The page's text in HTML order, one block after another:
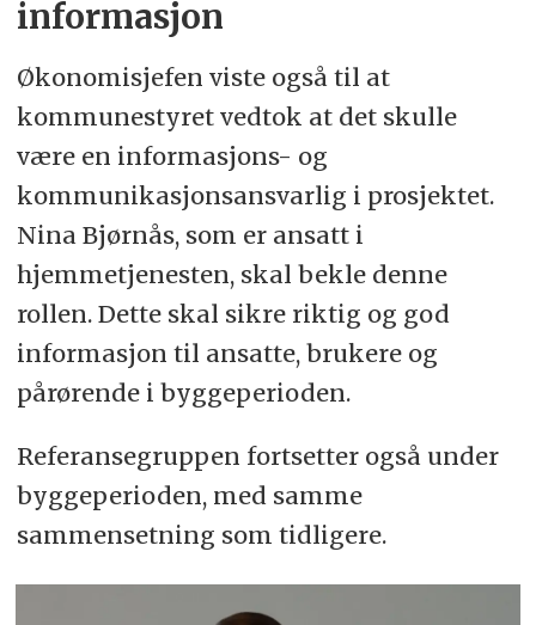
informasjon
Økonomisjefen viste også til at
kommunestyret vedtok at det skulle
være en informasjons- og
kommunikasjonsansvarlig i prosjektet.
Nina Bjørnås, som er ansatt i
hjemmetjenesten, skal bekle denne
rollen. Dette skal sikre riktig og god
informasjon til ansatte, brukere og
pårørende i byggeperioden.
Referansegruppen fortsetter også under
byggeperioden, med samme
sammensetning som tidligere.